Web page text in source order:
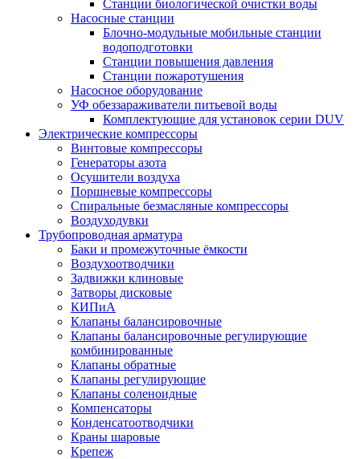
Станции биологической очистки воды
Насосные станции
Блочно-модульные мобильные станции
водоподготовки
Станции повышения давления
Станции пожаротушения
Насосное оборудование
УФ обеззараживатели питьевой воды
Комплектующие для установок серии DUV
Электрические компрессоры
Винтовые компрессоры
Генераторы азота
Осушители воздуха
Поршневые компрессоры
Спиральные безмасляные компрессоры
Воздуходувки
Трубопроводная арматура
Баки и промежуточные ёмкости
Воздухоотводчики
Задвижки клиновые
Затворы дисковые
КИПиА
Клапаны балансировочные
Клапаны балансировочные регулирующие
комбинированные
Клапаны обратные
Клапаны регулирующие
Клапаны соленоидные
Компенсаторы
Конденсатоотводчики
Краны шаровые
Крепеж